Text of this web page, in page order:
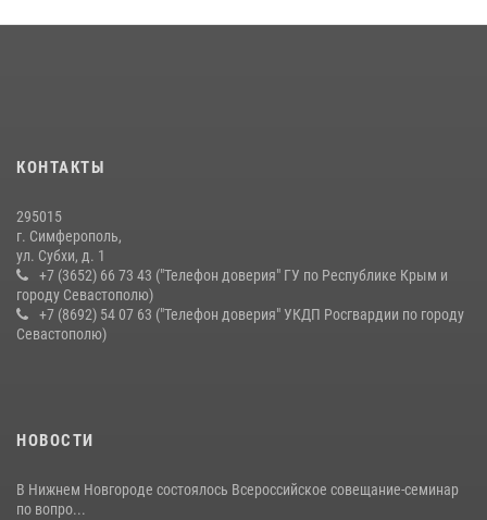
10 июля 2026, 15:10
КОНТАКТЫ
295015
г. Симферополь,
ул. Субхи, д. 1
+7 (3652) 66 73 43 ("Телефон доверия" ГУ по Республике Крым и
городу Севастополю)
+7 (8692) 54 07 63 ("Телефон доверия" УКДП Росгвардии по городу
Севастополю)
НОВОСТИ
В Нижнем Новгороде состоялось Всероссийское совещание-семинар
по вопро...